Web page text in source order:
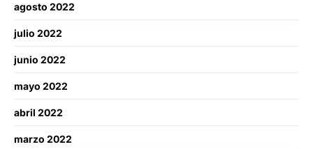
agosto 2022
julio 2022
junio 2022
mayo 2022
abril 2022
marzo 2022